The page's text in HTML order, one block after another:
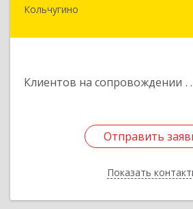
Кольчугино
Клиентов на сопровождении
Отправить
Показать
601782, Владимирская
Отправить
Назад